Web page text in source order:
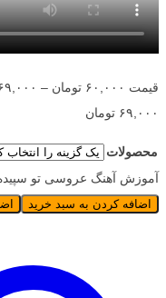
قیمت ۶۰,۰۰۰ تومان – ۶۹,۰۰۰
۶۹,۰۰۰ تومان
محصولات
آموزش آهنگ عروسی تو سپیده
اضافه کردن به سبد خرید